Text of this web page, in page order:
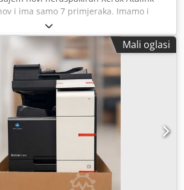
i ima samo 7 primjeraka. Imamo i
Cjdpfxon Atq Sj Akksrf
Mali oglasi